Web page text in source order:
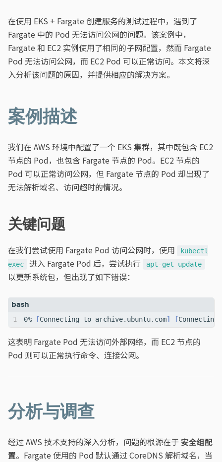
在使用 EKS + Fargate 创建服务的测试过程中，遇到了
Fargate 中的 Pod 无法访问公网的问题。该案例中，
Fargate 和 EC2 实例使用了相同的子网配置，然而 Fargate
Pod 无法访问公网，而 EC2 Pod 可以正常访问。本文将深
入分析该问题的原因，并提供相应的解决方案。
案例描述
我们在 AWS 环境中配置了一个 EKS 集群，其中既包含 EC2
节点的 Pod，也包含 Fargate 节点的 Pod。EC2 节点的
Pod 可以正常访问公网，但 Fargate 节点的 Pod 却出现了
无法解析域名、访问超时的情况。
关键问题
在我们尝试使用 Fargate Pod 访问公网时，使用
kubectl
exec
进入 Fargate Pod 后，尝试执行 apt-get update
以更新系统包，但出现了如下错误：
0% [Connecting to archive.ubuntu.com] [
这表明 Fargate Pod 无法访问外部网络，而 EC2 节点的
Pod 则可以正常执行命令、连接公网。
分析与调查
经过 AWS 技术支持的深入分析，问题的根源在于 安全组配
置。Fargate 使用的 Pod 默认通过 CoreDNS 解析域名，当